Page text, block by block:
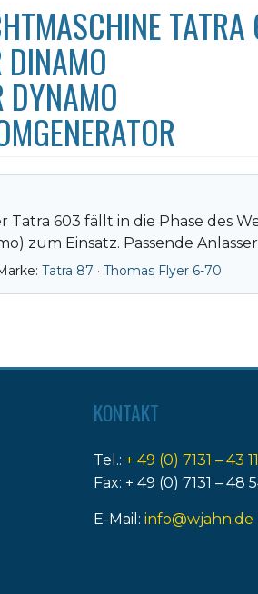
DYNAMO
Tatra 603 fällt in die Phase des
zum Einsatz. Passende
Tatra 87 · Thomas Flyer 6-70
KONTAKT
Tel.: + 49 (0) 7131 – 43
Fax: + 49 (0) 7131 – 48
E-Mail: info@wjahn.de